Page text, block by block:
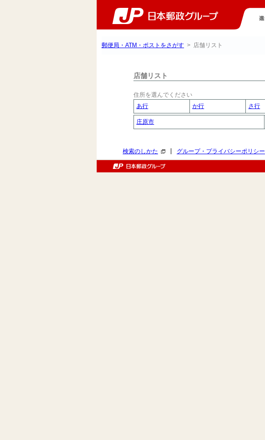
郵便局・ATM・ポストをさがす > 店舗リスト
店舗リスト
住所を選んでください
あ行
か行 さ行
庄原市
検索のしかた グループ・プライバシーポリシー